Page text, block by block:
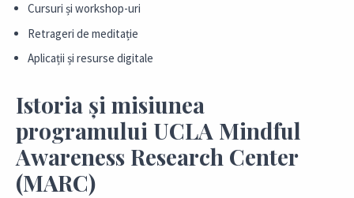
Cursuri și workshop-uri
Retrageri de meditație
Aplicații și resurse digitale
Istoria și misiunea
programului UCLA Mindful
Awareness Research Center
(MARC)